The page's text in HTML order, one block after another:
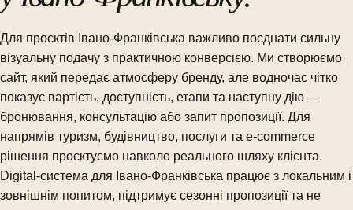
Для проєктів Івано-Франківська важливо поєднати сильну
візуальну подачу з практичною конверсією. Ми створюємо
сайт, який передає атмосферу бренду, але водночас чітко
показує вартість, доступність, етапи та наступну дію —
бронювання, консультацію або запит пропозиції. Для
напрямів туризм, будівництво, послуги та e-commerce
рішення проєктуємо навколо реального шляху клієнта.
Digital-система для Івано-Франківська працює з локальним і
зовнішнім попитом, підтримує сезонні пропозиції та не